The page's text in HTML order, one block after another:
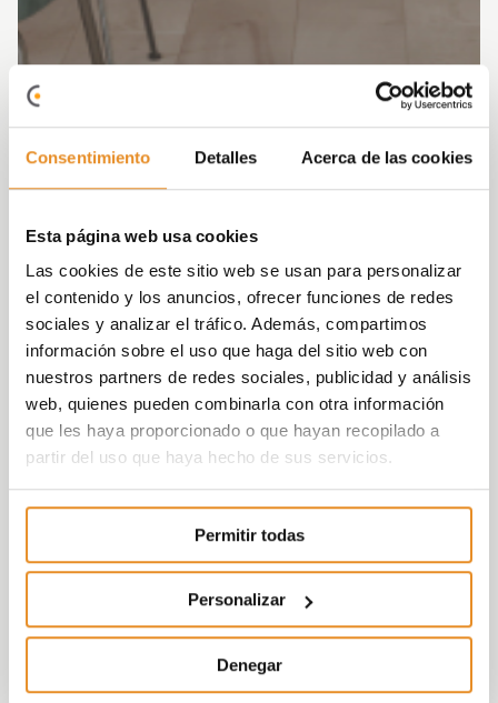
Consentimiento Detalles Acerca de las cookies
Esta página web usa cookies
Las cookies de este sitio web se usan para personalizar
el contenido y los anuncios, ofrecer funciones de redes
sociales y analizar el tráfico. Además, compartimos
información sobre el uso que haga del sitio web con
nuestros partners de redes sociales, publicidad y análisis
web, quienes pueden combinarla con otra información
que les haya proporcionado o que hayan recopilado a
partir del uso que haya hecho de sus servicios.
Permitir todas
Personalizar
Denegar